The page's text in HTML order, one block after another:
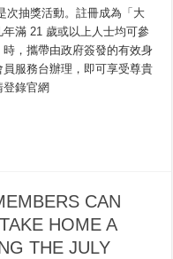
次抽獎活動。註冊成為「大
滿 21 歲或以上人士均可參
，攜帶由政府簽發的有效身
服務台辦理，即可享受尊貴
錄官網
CAN
HOME A
THE JULY